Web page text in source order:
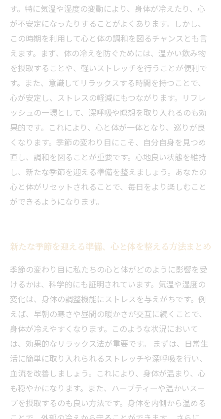
す。特に気温や湿度の変動により、身体が冷えたり、心
が不安定になったりすることがよくあります。しかし、
この時期を利用して心と体の調和を図るチャンスとも言
えます。まず、体の冷えを防ぐためには、温かい飲み物
を摂取することや、軽いストレッチを行うことが便利で
す。また、意識してリラックスする時間を持つことで、
心が安定し、ストレスの軽減にもつながります。リフレ
ッシュの一環として、深呼吸や瞑想を取り入れるのも効
果的です。これにより、心と体が一体となり、巡りが良
くなります。季節の変わり目にこそ、自分自身を見つめ
直し、調和を図ることが重要です。心地良い状態を維持
し、新たな季節を迎える準備を整えましょう。あなたの
心と体がリセットされることで、毎日をより楽しむこと
ができるようになります。
新たな季節を迎える準備、心と体を整える方法まとめ
季節の変わり目に私たちの心と体がどのように影響を受
けるかは、科学的にも証明されています。気温や湿度の
変化は、身体の調整機能にストレスを与えがちです。例
えば、早朝の寒さや昼間の暖かさが交互に続くことで、
身体が冷えやすくなります。このような状況において
は、効果的なリラックス法が重要です。 まずは、日常生
活に簡単に取り入れられるストレッチや深呼吸を行い、
血流を改善しましょう。これにより、身体が温まり、心
も穏やかになります。また、ハーブティーや温かいスー
プを摂取するのも良い方法です。身体を内側から温める